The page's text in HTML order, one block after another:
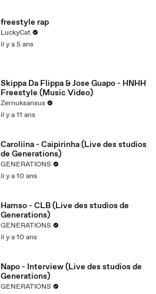
freestyle rap
LuckyCat
il y a 5 ans
Skippa Da Flippa & Jose Guapo - HNHH
Freestyle (Music Video)
Zernuksansus
il y a 11 ans
Caroliina - Caipirinha (Live des studios
de Generations)
GENERATIONS
il y a 10 ans
Hamso - CLB (Live des studios de
Generations)
GENERATIONS
il y a 10 ans
Napo - Interview (Live des studios de
Generations)
GENERATIONS